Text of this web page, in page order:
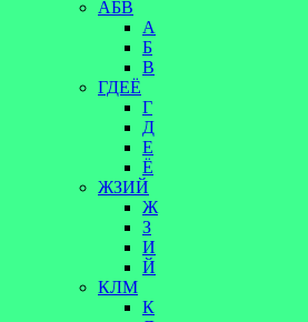
АБВ
А
Б
В
ГДЕЁ
Г
Д
Е
Ё
ЖЗИЙ
Ж
З
И
Й
КЛМ
К